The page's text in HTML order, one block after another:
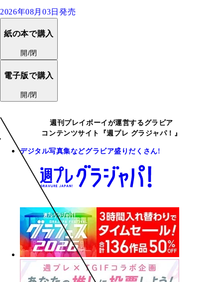
2026年08月03日発売
紙の本で購入
開/閉
電子版で購入
開/閉
週刊プレイボーイが運営するグラビア
コンテンツサイト『週プレ グラジャパ！』
デジタル写真集などグラビア盛りだくさん!